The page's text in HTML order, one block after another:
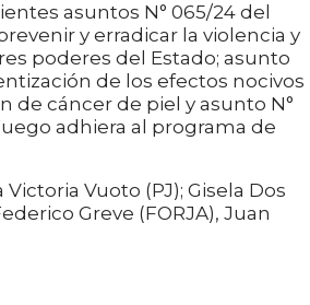
asuntos N° 065/24 del
y erradicar la violencia y
poderes del Estado; asunto
de los efectos nocivos
de cáncer de piel y asunto N°
adhiera al programa de
Vuoto (PJ); Gisela Dos
Greve (FORJA), Juan